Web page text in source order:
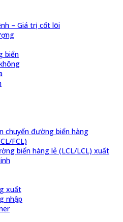
– Giá trị cốt lõi
biển
chuyển đường biển hàng
FCL)
biển hàng lẻ (LCL/LCL) xuất
xuất
nhập